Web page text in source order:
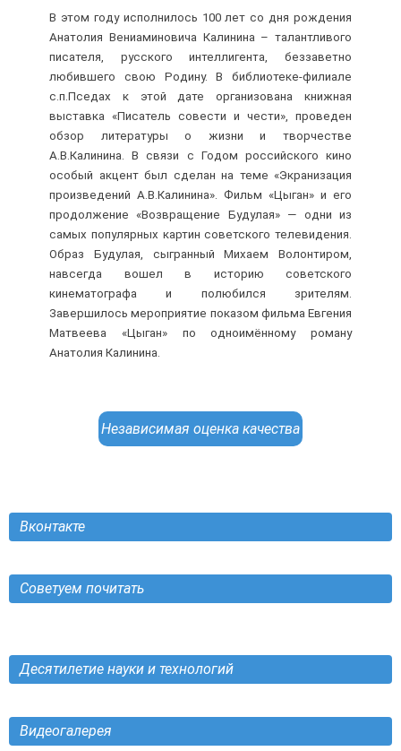
В этом году исполнилось 100 лет со дня рождения
Анатолия Вениаминовича Калинина – талантливого
писателя, русского интеллигента, беззаветно
любившего свою Родину.В библиотеке-филиале
с.п.Пседах к этой дате организована книжная
выставка «Писатель совести и чести», проведен
обзор литературы о жизни и творчестве
А.В.Калинина. В связи с Годом российского кино
особый акцент был сделан на теме «Экранизация
произведений А.В.Калинина». Фильм «Цыган» и его
продолжение «Возвращение Будулая» — одни из
самых популярных картин советского телевидения.
Образ Будулая, сыгранный Михаем Волонтиром,
навсегда вошел в историю советского
кинематографа и полюбился зрителям.
Завершилось мероприятие показом фильма Евгения
Матвеева «Цыган» по одноимённому роману
Анатолия Калинина.
Независимая оценка качества
Вконтакте
Советуем почитать
Десятилетие науки и технологий
Видеогалерея